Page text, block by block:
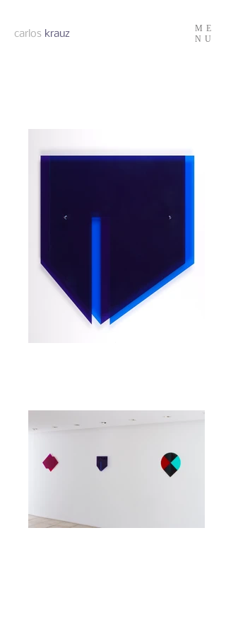
carlos krauz
ME
NU